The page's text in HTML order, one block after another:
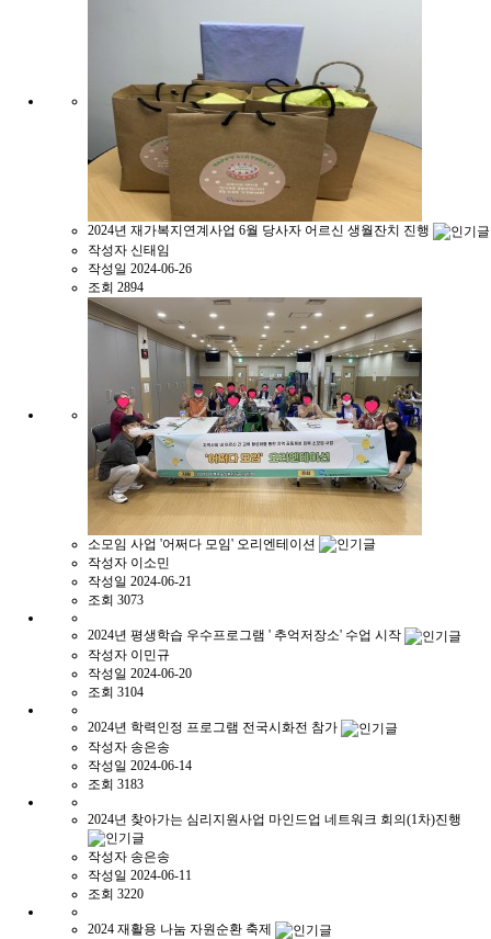
2024년 재가복지연계사업 6월 당사자 어르신 생월잔치 진행
작성자 신태임
작성일 2024-06-26
조회 2894
소모임 사업 '어쩌다 모임' 오리엔테이션
작성자 이소민
작성일 2024-06-21
조회 3073
2024년 평생학습 우수프로그램 ' 추억저장소' 수업 시작
작성자 이민규
작성일 2024-06-20
조회 3104
2024년 학력인정 프로그램 전국시화전 참가
작성자 송은송
작성일 2024-06-14
조회 3183
2024년 찾아가는 심리지원사업 마인드업 네트워크 회의(1차)진행
작성자 송은송
작성일 2024-06-11
조회 3220
2024 재활용 나눔 자원순환 축제